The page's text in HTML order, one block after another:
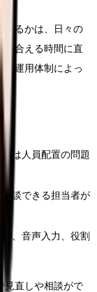
いるかは、日々の
き合える時間に直
や運用体制によっ
は人員配置の問題
談できる担当者が
、音声入力、役割
見直しや相談がで